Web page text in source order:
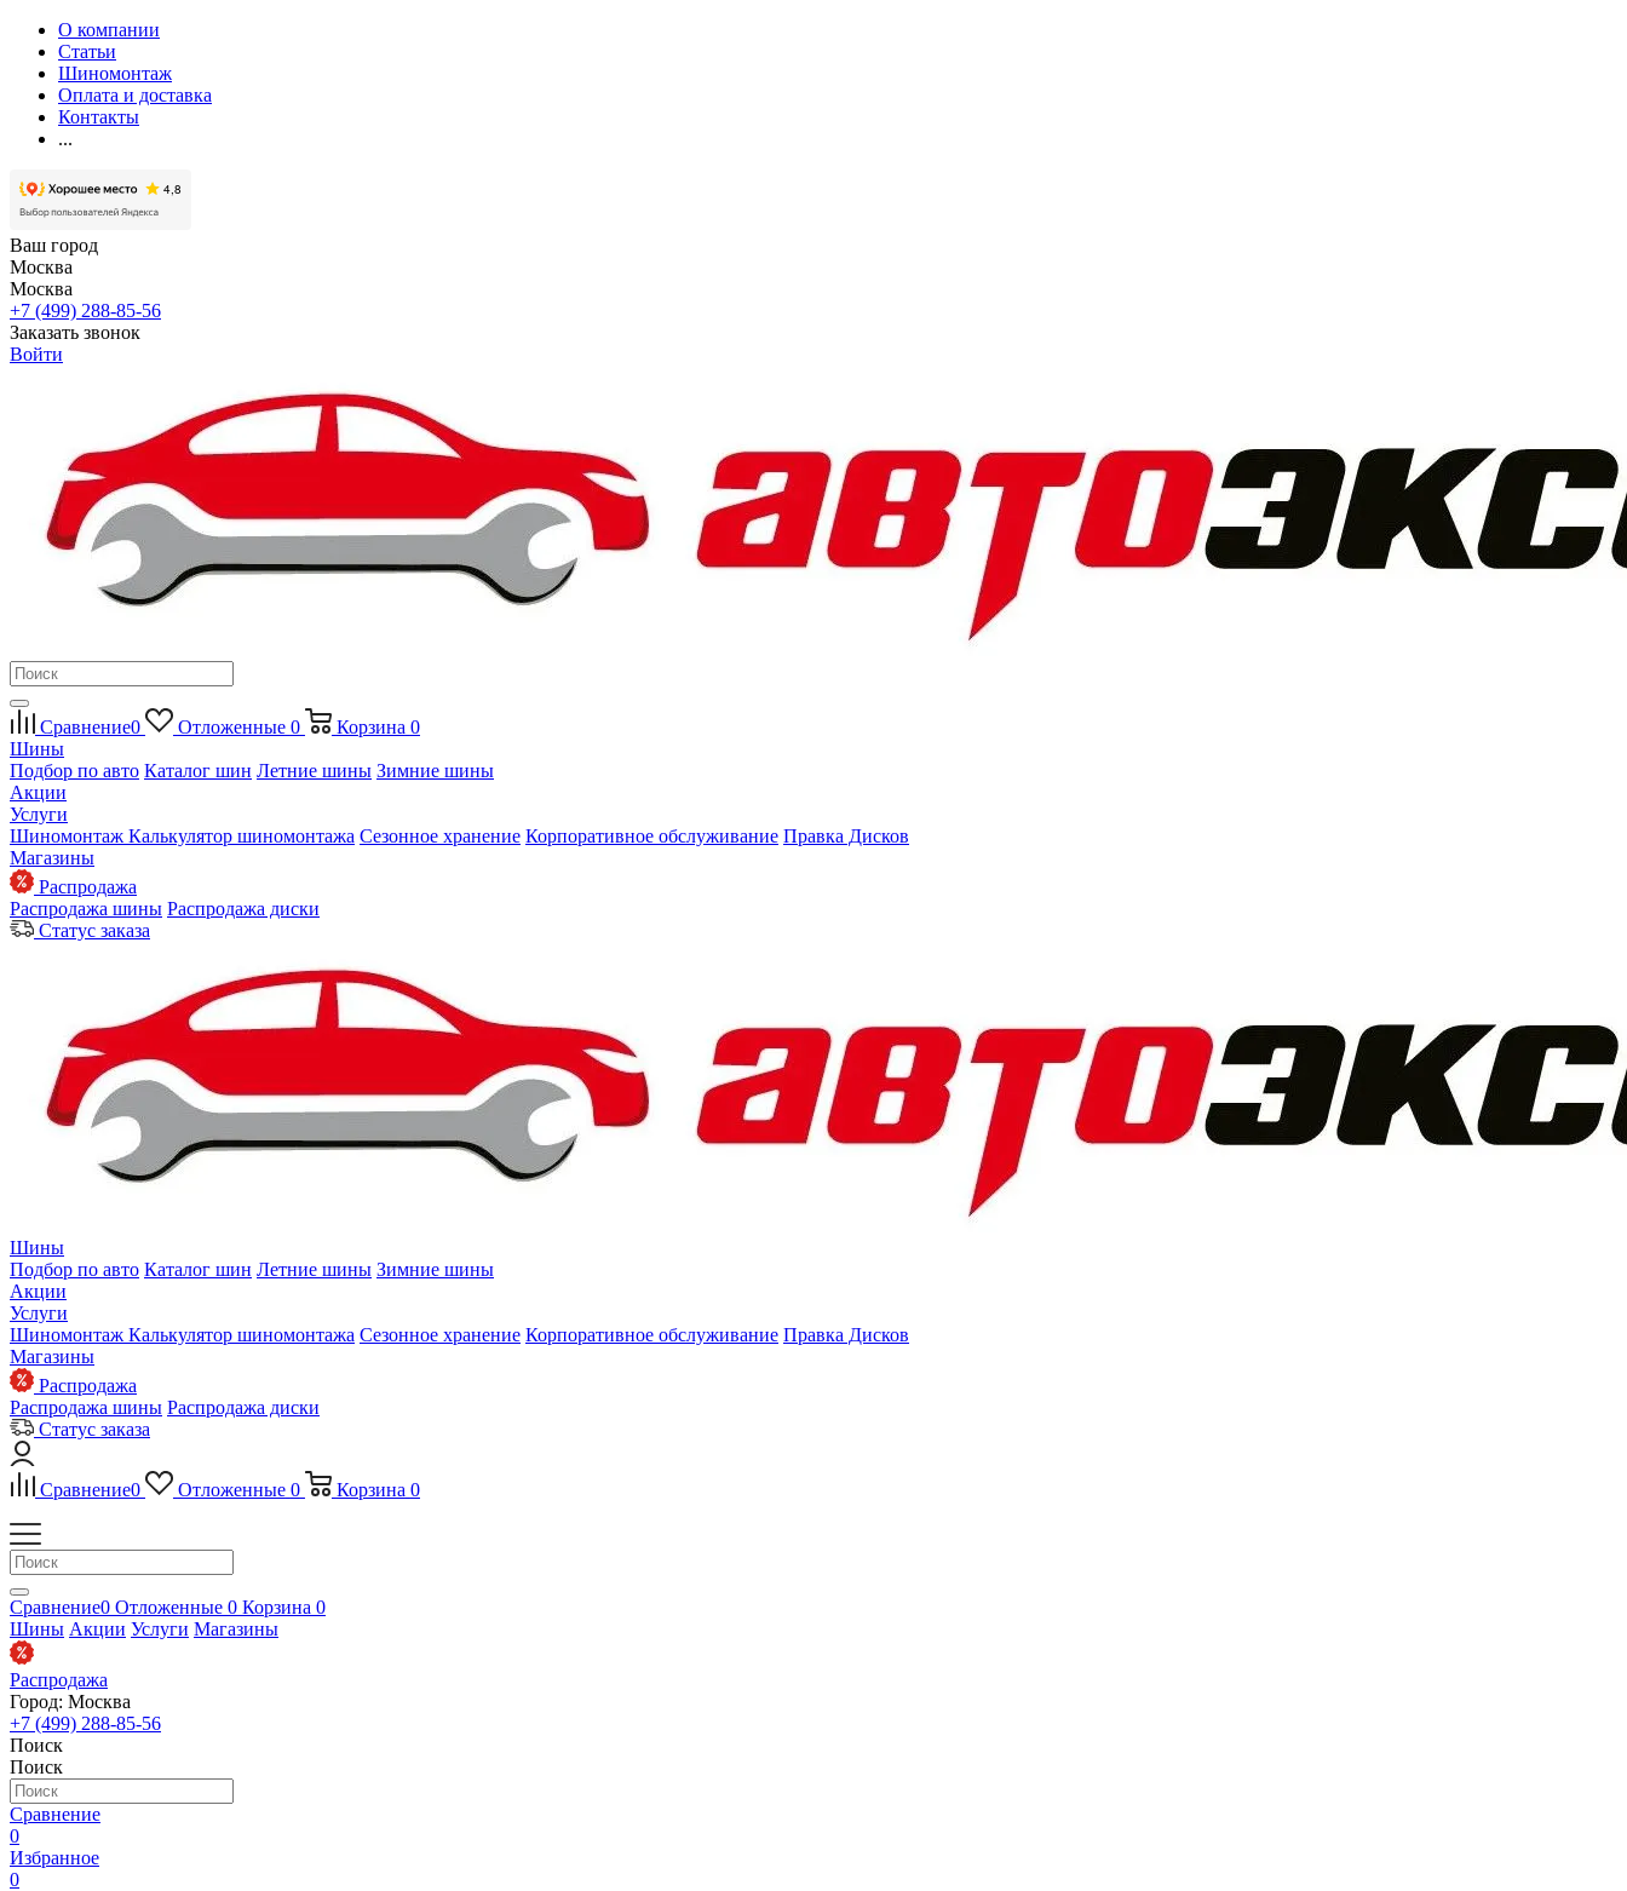
О компании
Статьи
Шиномонтаж
Оплата и доставка
Контакты
...
Ваш город
Москва
Москва
+7 (499) 288-85-56
Заказать звонок
Войти
Сравнение0 Отложенные 0 Корзина 0
Шины
Подбор по авто Каталог шин Летние шины Зимние шины
Акции
Услуги
Шиномонтаж Калькулятор шиномонтажа Сезонное хранение Корпоративное обслуживание Правка Дисков
Магазины
Распродажа
Распродажа шины Распродажа диски
Статус заказа
Шины
Подбор по авто Каталог шин Летние шины Зимние шины
Акции
Услуги
Шиномонтаж Калькулятор шиномонтажа Сезонное хранение Корпоративное обслуживание Правка Дисков
Магазины
Распродажа
Распродажа шины Распродажа диски
Статус заказа
Сравнение0 Отложенные 0 Корзина 0
Сравнение0 Отложенные 0 Корзина 0
Шины Акции Услуги Магазины
Распродажа
Город: Москва
+7 (499) 288-85-56
Поиск
Поиск
Сравнение
0
Избранное
0